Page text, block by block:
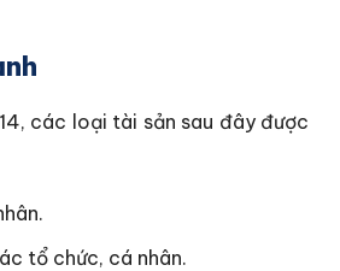
các loại tài sản sau đây được
tổ chức, cá nhân.